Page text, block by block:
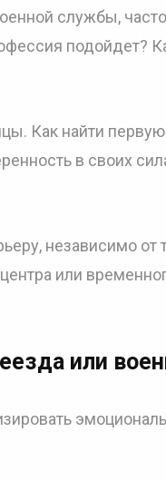
службы,
подойдет?
Как найти
в своих
независимо от
или
или